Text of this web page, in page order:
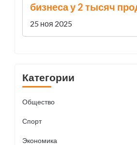
бизнеса у 2 тысяч
маркетплейсах — 25
отказались от схемы
25 ноя 2025
Категории
Общество
Спорт
Экономика